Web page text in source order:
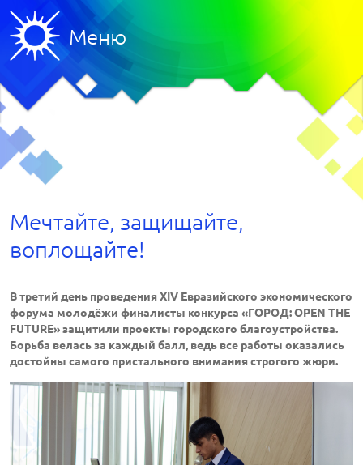
Меню
Мечтайте, защищайте,
воплощайте!
В третий день проведения XIV Евразийского экономического
форума молодёжи финалисты конкурса «ГОРОД: OPEN THE
FUTURE» защитили проекты городского благоустройства.
Борьба велась за каждый балл, ведь все работы оказались
достойны самого пристального внимания строгого жюри.